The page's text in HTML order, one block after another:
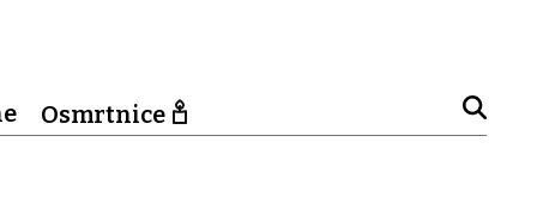
Osmrtnice